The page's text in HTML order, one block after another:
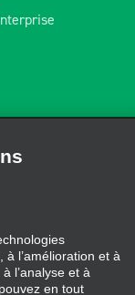
l’amélioration et à
l’analyse et à
en tout
de « Gérer les